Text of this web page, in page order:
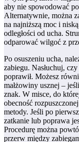
aby nie spowodować
Alternatywnie, można
na najniższą moc i
odległości od ucha.
odparować wilgoć z
Po osuszeniu ucha,
zabiegu. Nasłuchuj,
poprawił. Możesz
małżowiny usznej –
znak. W misce, do
obecność
metody. Jeśli po
zatkanie lub poprawa
Procedurę można
przerw między